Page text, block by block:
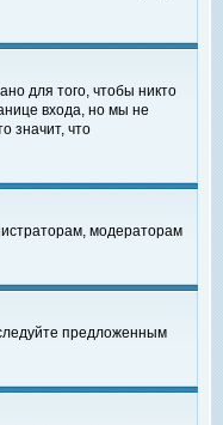
для того, чтобы никто
входа, но мы не
значит, что
модераторам
предложенным